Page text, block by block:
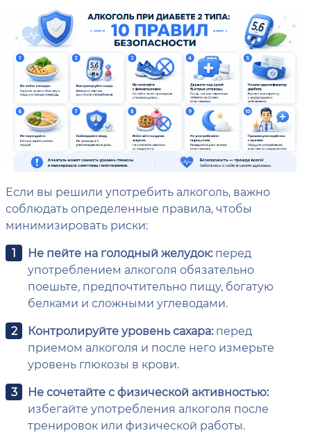
Если вы решили употребить алкоголь, важно
соблюдать определенные правила, чтобы
минимизировать риски:
Не пейте на голодный желудок:перед
употреблением алкоголя обязательно
поешьте, предпочтительно пищу, богатую
белками и сложными углеводами.
Контролируйте уровень сахара:перед
приемом алкоголя и после него измерьте
уровень глюкозы в крови.
Не сочетайте с физической активностью:
избегайте употребления алкоголя после
тренировок или физической работы.